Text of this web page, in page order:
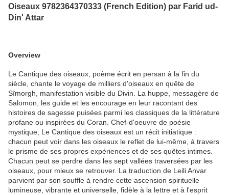
Oiseaux 9782364370333 (French Edition) par Farid ud-
Din' Attar
Overview
Le Cantique des oiseaux, poème écrit en persan à la fin du
siècle, chante le voyage de milliers d'oiseaux en quête de
Sîmorgh, manifestation visible du Divin. La huppe, messagère de
Salomon, les guide et les encourage en leur racontant des
histoires de sagesse puisées parmi les classiques de la littérature
profane ou inspirées du Coran. Chef-d'oeuvre de poésie
mystique, Le Cantique des oiseaux est un récit initiatique :
chacun peut voir dans les oiseaux le reflet de lui-même, à travers
le prisme de ses propres expériences et de ses quêtes intimes.
Chacun peut se perdre dans les sept vallées traversées par les
oiseaux, pour mieux se retrouver. La traduction de Leili Anvar
parvient par son souffle à rendre cette ascension spirituelle
lumineuse, vibrante et universelle, fidèle à la lettre et à l'esprit